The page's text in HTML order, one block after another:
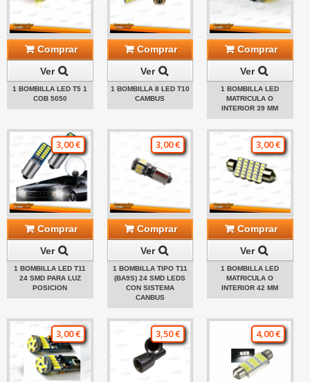
Comprar
Ver
1 BOMBILLA LED T5 1
COB 5050
Comprar
Ver
1 BOMBILLA 8 LED T10
CAMBUS
Comprar
Ver
1 BOMBILLA LED
MATRICULA O
INTERIOR 39 MM
3,00 €
Comprar
Ver
1 BOMBILLA LED T11
24 SMD PARA LUZ
POSICION
3,00 €
Comprar
Ver
1 BOMBILLA TIPO T11
(BA9S) 24 SMD LEDS
CON SISTEMA
CANBUS
3,00 €
Comprar
Ver
1 BOMBILLA LED
MATRICULA O
INTERIOR 42 MM
3,00 € 3,50 € 4,00 €